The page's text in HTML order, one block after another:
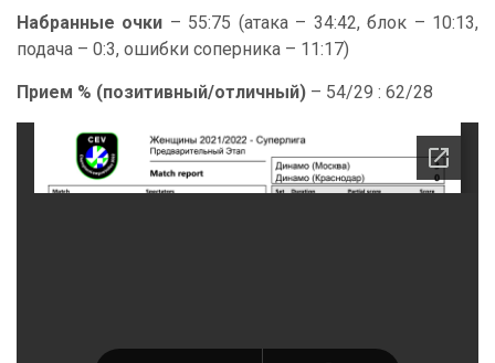
Набранные очки – 55:75 (атака – 34:42, блок – 10:13,
подача – 0:3, ошибки соперника – 11:17)
Прием % (позитивный/отличный) – 54/29 : 62/28